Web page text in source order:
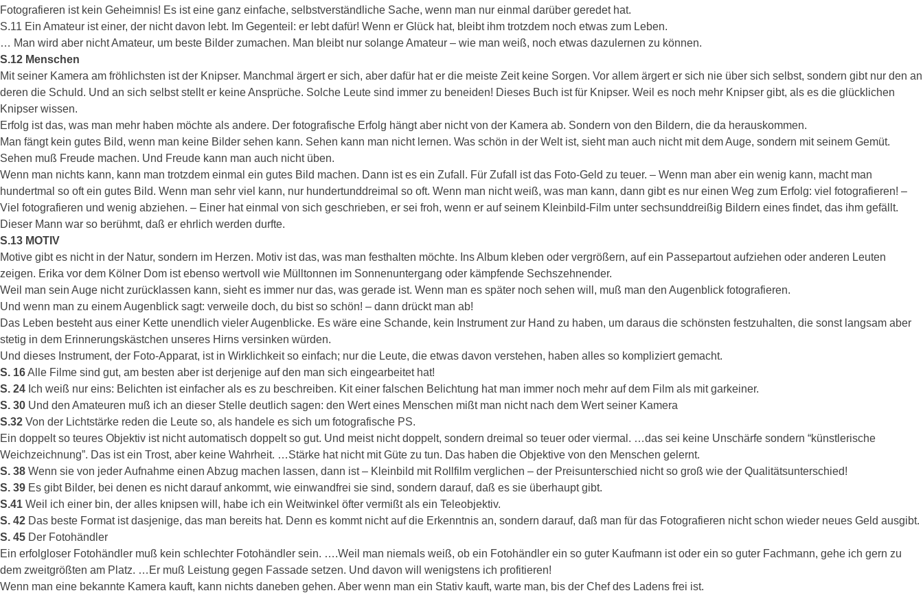
Fotografieren ist kein Geheimnis! Es ist eine ganz einfache, selbstverständliche Sache, wenn man nur einmal darüber geredet hat.
S.11 Ein Amateur ist einer, der nicht davon lebt. Im Gegenteil: er lebt dafür! Wenn er Glück hat, bleibt ihm trotzdem noch etwas zum Leben.
… Man wird aber nicht Amateur, um beste Bilder zumachen. Man bleibt nur solange Amateur – wie man weiß, noch etwas dazulernen zu können.
S.12 Menschen
Mit seiner Kamera am fröhlichsten ist der Knipser. Manchmal ärgert er sich, aber dafür hat er die meiste Zeit keine Sorgen. Vor allem ärgert er sich nie über sich selbst, sondern gibt nur den an
deren die Schuld. Und an sich selbst stellt er keine Ansprüche. Solche Leute sind immer zu beneiden! Dieses Buch ist für Knipser. Weil es noch mehr Knipser gibt, als es die glücklichen
Knipser wissen.
Erfolg ist das, was man mehr haben möchte als andere. Der fotografische Erfolg hängt aber nicht von der Kamera ab. Sondern von den Bildern, die da herauskommen.
Man fängt kein gutes Bild, wenn man keine Bilder sehen kann. Sehen kann man nicht lernen. Was schön in der Welt ist, sieht man auch nicht mit dem Auge, sondern mit seinem Gemüt.
Sehen muß Freude machen. Und Freude kann man auch nicht üben.
Wenn man nichts kann, kann man trotzdem einmal ein gutes Bild machen. Dann ist es ein Zufall. Für Zufall ist das Foto-Geld zu teuer. – Wenn man aber ein wenig kann, macht man
hundertmal so oft ein gutes Bild. Wenn man sehr viel kann, nur hundertunddreimal so oft. Wenn man nicht weiß, was man kann, dann gibt es nur einen Weg zum Erfolg: viel fotografieren! –
Viel fotografieren und wenig abziehen. – Einer hat einmal von sich geschrieben, er sei froh, wenn er auf seinem Kleinbild-Film unter sechsunddreißig Bildern eines findet, das ihm gefällt.
Dieser Mann war so berühmt, daß er ehrlich werden durfte.
S.13 MOTIV
Motive gibt es nicht in der Natur, sondern im Herzen. Motiv ist das, was man festhalten möchte. Ins Album kleben oder vergrößern, auf ein Passepartout aufziehen oder anderen Leuten
zeigen. Erika vor dem Kölner Dom ist ebenso wertvoll wie Mülltonnen im Sonnenuntergang oder kämpfende Sechszehnender.
Weil man sein Auge nicht zurücklassen kann, sieht es immer nur das, was gerade ist. Wenn man es später noch sehen will, muß man den Augenblick fotografieren.
Und wenn man zu einem Augenblick sagt: verweile doch, du bist so schön! – dann drückt man ab!
Das Leben besteht aus einer Kette unendlich vieler Augenblicke. Es wäre eine Schande, kein Instrument zur Hand zu haben, um daraus die schönsten festzuhalten, die sonst langsam aber
stetig in dem Erinnerungskästchen unseres Hirns versinken würden.
Und dieses Instrument, der Foto-Apparat, ist in Wirklichkeit so einfach; nur die Leute, die etwas davon verstehen, haben alles so kompliziert gemacht.
S. 16Alle Filme sind gut, am besten aber ist derjenige auf den man sich eingearbeitet hat!
S. 24 Ich weiß nur eins: Belichten ist einfacher als es zu beschreiben. Kit einer falschen Belichtung hat man immer noch mehr auf dem Film als mit garkeiner.
S. 30 Und den Amateuren muß ich an dieser Stelle deutlich sagen: den Wert eines Menschen mißt man nicht nach dem Wert seiner Kamera
S.32 Von der Lichtstärke reden die Leute so, als handele es sich um fotografische PS.
Ein doppelt so teures Objektiv ist nicht automatisch doppelt so gut. Und meist nicht doppelt, sondern dreimal so teuer oder viermal. …das sei keine Unschärfe sondern “künstlerische
Weichzeichnung”. Das ist ein Trost, aber keine Wahrheit. …Stärke hat nicht mit Güte zu tun. Das haben die Objektive von den Menschen gelernt.
S. 38 Wenn sie von jeder Aufnahme einen Abzug machen lassen, dann ist – Kleinbild mit Rollfilm verglichen – der Preisunterschied nicht so groß wie der Qualitätsunterschied!
S. 39 Es gibt Bilder, bei denen es nicht darauf ankommt, wie einwandfrei sie sind, sondern darauf, daß es sie überhaupt gibt.
S.41 Weil ich einer bin, der alles knipsen will, habe ich ein Weitwinkel öfter vermißt als ein Teleobjektiv.
S. 42 Das beste Format ist dasjenige, das man bereits hat. Denn es kommt nicht auf die Erkenntnis an, sondern darauf, daß man für das Fotografieren nicht schon wieder neues Geld ausgibt.
S. 45 Der Fotohändler
Ein erfolgloser Fotohändler muß kein schlechter Fotohändler sein. ….Weil man niemals weiß, ob ein Fotohändler ein so guter Kaufmann ist oder ein so guter Fachmann, gehe ich gern zu
dem zweitgrößten am Platz. …Er muß Leistung gegen Fassade setzen. Und davon will wenigstens ich profitieren!
Wenn man eine bekannte Kamera kauft, kann nichts daneben gehen. Aber wenn man ein Stativ kauft, warte man, bis der Chef des Ladens frei ist.